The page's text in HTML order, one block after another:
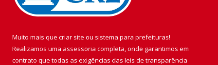
Muito mais que criar site ou sistema para prefeituras!
Realizamos uma assessoria completa, onde garantimos em
contrato que todas as exigências das leis de transparência